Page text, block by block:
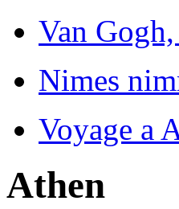
Van
Nimes
Voyage a
Athen